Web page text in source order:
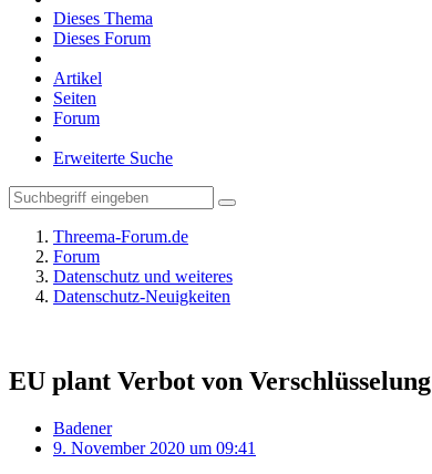
Dieses Thema
Dieses Forum
Artikel
Seiten
Forum
Erweiterte Suche
Threema-Forum.de
Forum
Datenschutz und weiteres
Datenschutz-Neuigkeiten
EU plant Verbot von Verschlüsselung
Badener
9. November 2020 um 09:41